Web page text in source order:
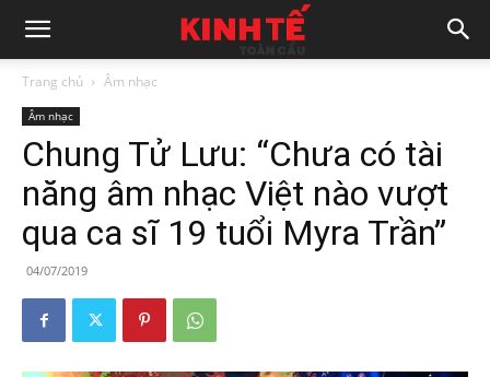
Trang chủ Âm nhạc
Âm nhạc
Chung Tử Lưu: “Chưa có tài
năng âm nhạc Việt nào vượt
qua ca sĩ 19 tuổi Myra Trần”
04/07/2019